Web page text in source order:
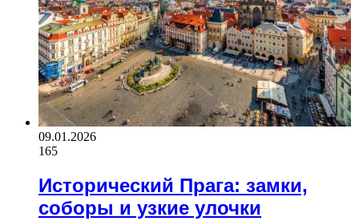
09.01.2026
165
Исторический Прага: замки,
соборы и узкие улочки